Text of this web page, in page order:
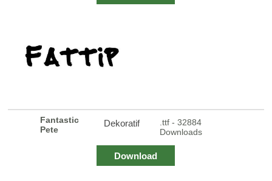
Fantastic
Pete
Dekoratif
.ttf - 32884
Downloads
Download